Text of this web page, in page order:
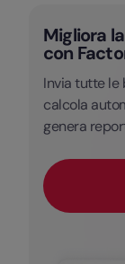
Migliora
con
Invia tutte le
calcola
genera